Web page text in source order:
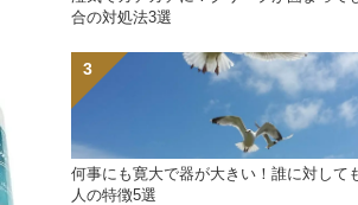
合の対処法3選
何事にも寛大で器が大きい！誰に対して
人の特徴5選